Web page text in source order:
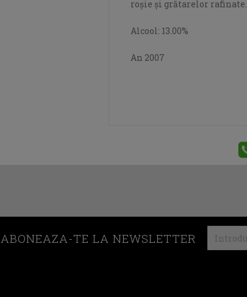
roșie și grătarelor rafinate.
Alcool: 13.00%
An 2007
ABONEAZA-TE LA NEWSLETTER